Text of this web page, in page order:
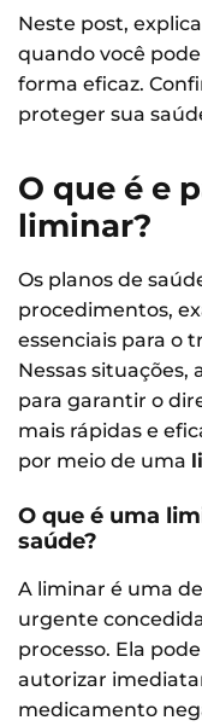
Neste post,
quando você
forma eficaz.
proteger sua
O que é e
liminar?
Os planos de
procedimentos,
essenciais para o
Nessas
para garantir o
mais rápidas e
por meio de uma
O que é uma
saúde?
A liminar é uma
urgente
processo. Ela
autorizar
medicamento